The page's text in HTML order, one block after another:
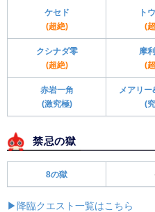
ケセド
(超絶)
ト
(
クシナダ零
(超絶)
摩
(
赤岩一角
(激究極)
メアリー
(
禁忌の獄
8の獄
▶降臨クエスト一覧はこちら